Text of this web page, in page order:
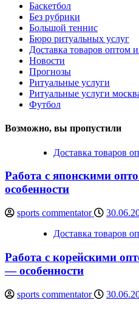
Баскетбол
Без рубрики
Большой теннис
Бюро ритуальных услуг
Доставка товаров оптом
Новости
Прогнозы
Ритуальные услуги
Ритуальные услуги
Футбол
Возможно, вы пропустили
Доставка товаров
Работа с японскими
особенности
sports commentator
Доставка товаров
Работа с корейскими
— особенности
sports commentator